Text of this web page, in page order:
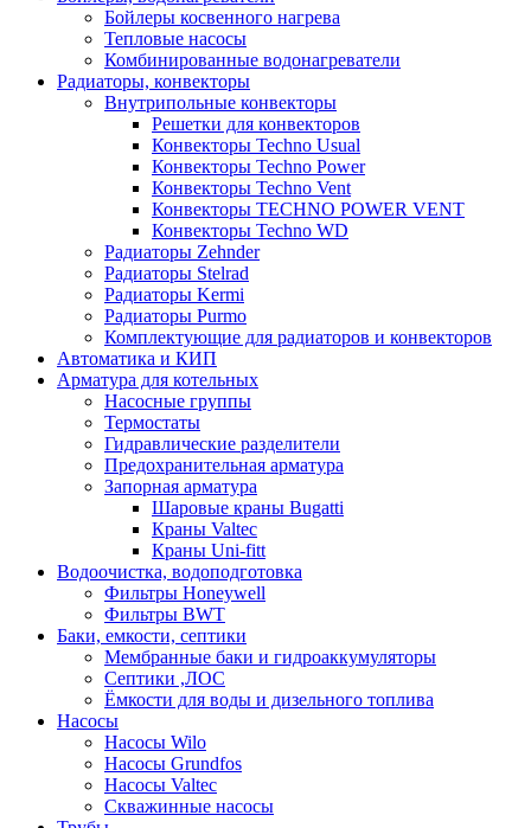
Бойлеры косвенного нагрева
Тепловые насосы
Комбинированные водонагреватели
Радиаторы, конвекторы
Внутрипольные конвекторы
Решетки для конвекторов
Конвекторы Techno Usual
Конвекторы Techno Power
Конвекторы Techno Vent
Конвекторы TECHNO POWER VENT
Конвекторы Techno WD
Радиаторы Zehnder
Радиаторы Stelrad
Радиаторы Kermi
Радиаторы Purmo
Комплектующие для радиаторов и конвекторов
Автоматика и КИП
Арматура для котельных
Насосные группы
Термостаты
Гидравлические разделители
Предохранительная арматура
Запорная арматура
Шаровые краны Bugatti
Краны Valtec
Краны Uni-fitt
Водоочистка, водоподготовка
Фильтры Honeywell
Фильтры BWT
Баки, емкости, септики
Мембранные баки и гидроаккумуляторы
Септики ,ЛОС
Ёмкости для воды и дизельного топлива
Насосы
Насосы Wilo
Насосы Grundfos
Насосы Valtec
Скважинные насосы